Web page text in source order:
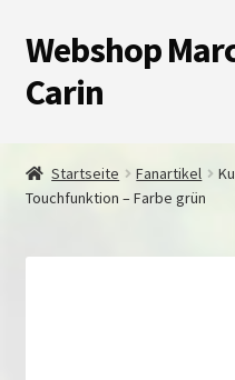
Zur
Navigation
springen
Zum
Inhalt
springen
Webshop
Carin
Warenkorb
Kasse
Startseite Fanartikel
Touchfunktion – Farbe grün